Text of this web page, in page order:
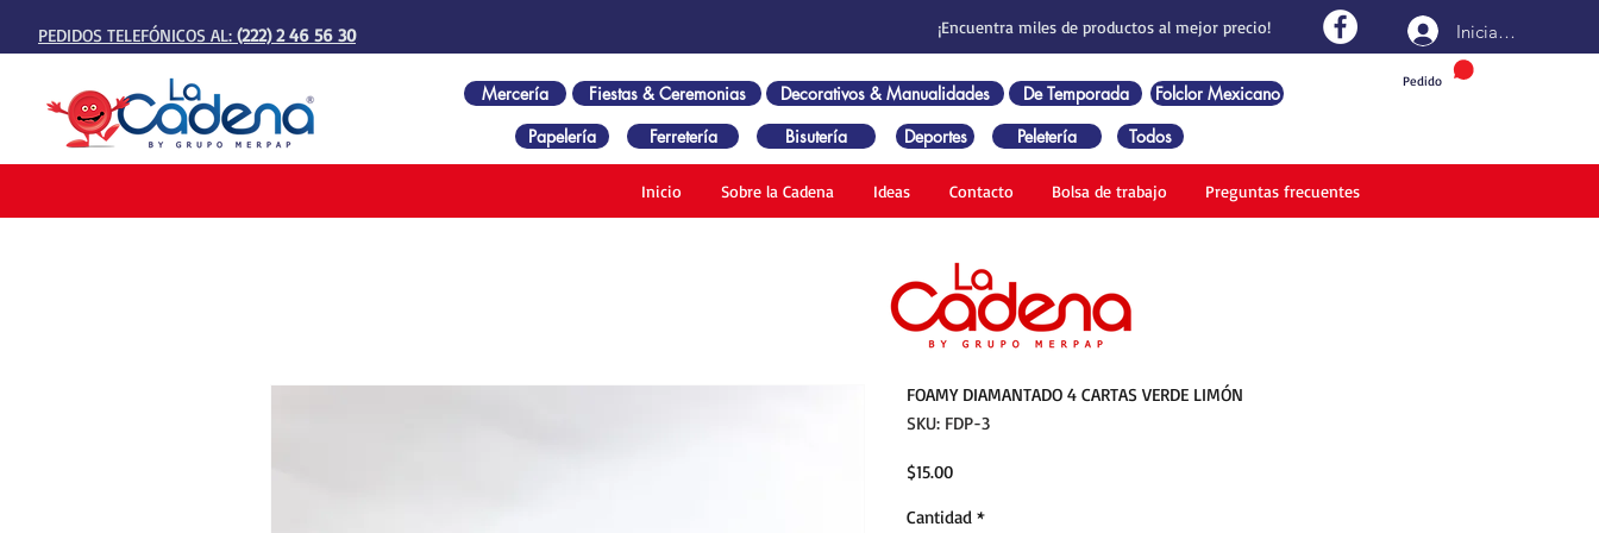
PEDIDOS TELEFÓNICOS AL: (222) 2 46 56 30 ¡Encuentra miles de productos al mejor precio!
Pedido
Iniciar sesión
Mercería Fiestas & Ceremonias Decorativos & Manualidades De Temporada
Folclor Mexicano
Papelería
Ferretería Bisutería Deportes Peletería Todos
Inicio Sobre la Cadena Ideas Contacto Bolsa de trabajo Preguntas frecuentes
FOAMY DIAMANTADO 4 CARTAS VERDE LIMÓN
SKU: FDP-3
$15.00Precio
Cantidad *